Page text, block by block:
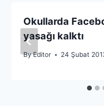
Okullarda
yasağı kalktı
ByEditor 24 Şubat